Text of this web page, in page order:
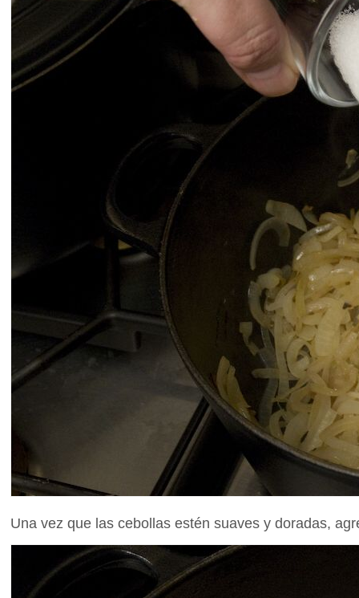
Una vez que las cebollas estén suaves y doradas,